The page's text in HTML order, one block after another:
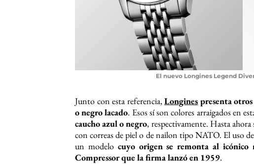
El nuevo Longines Legend
Junto con esta referencia,Longines presenta
o negro lacado. Esos sí son colores arraigados en
caucho azul o negro, respectivamente. Hasta
con correas de piel o de nailon tipo NATO. El uso
un modelo cuyo origen se remonta al
Compressor que la firma lanzó en 1959.